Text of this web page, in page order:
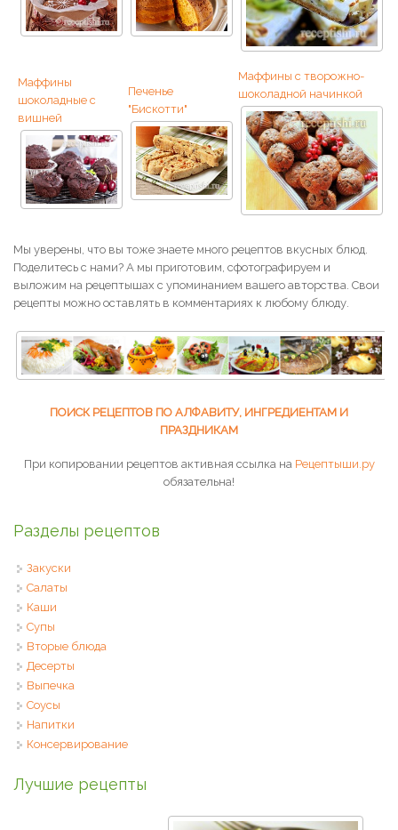
Маффины
шоколадные с
вишней
Печенье
"Бискотти"
Маффины с творожно-
шоколадной начинкой
Мы уверены, что вы тоже знаете много рецептов вкусных блюд.
Поделитесь с нами? А мы приготовим, сфотографируем и
выложим на рецептышах с упоминанием вашего авторства. Свои
рецепты можно оставлять в комментариях к любому блюду.
ПОИСК РЕЦЕПТОВ ПО АЛФАВИТУ, ИНГРЕДИЕНТАМ И
ПРАЗДНИКАМ
При копировании рецептов активная ссылка на Рецептыши.ру
обязательна!
Разделы рецептов
Закуски
Салаты
Каши
Супы
Вторые блюда
Десерты
Выпечка
Соусы
Напитки
Консервирование
Лучшие рецепты